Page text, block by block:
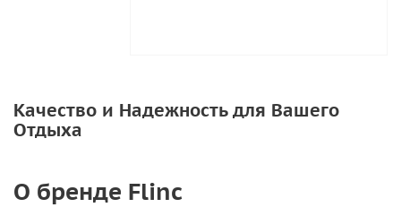
Качество и Надежность для Вашего
Отдыха
О бренде Flinc